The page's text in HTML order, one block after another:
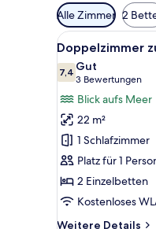
Verfügbare
Filter
für
Zimmer
Alle Zimmer 2
Alle
Fotos
für
Doppelzimmer
zur
Einzelnutzung,
Meerblick
anzeigen
8
Doppelzimmer
7,47,4 von 10
Gut
3 Bewertungen
(3
Bewertungen)
Blick aufs Meer
22 m²
1 Schlafzimmer
Platz für 1
2 Einzelbetten
Kostenloses
Weitere Details
Weitere